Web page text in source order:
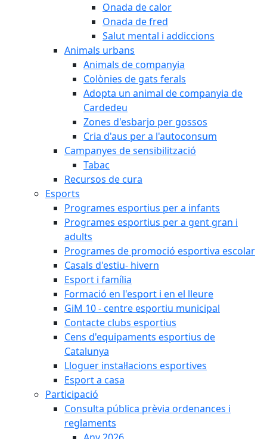
Onada de calor
Onada de fred
Salut mental i addiccions
Animals urbans
Animals de companyia
Colònies de gats ferals
Adopta un animal de companyia de
Cardedeu
Zones d'esbarjo per gossos
Cria d'aus per a l'autoconsum
Campanyes de sensibilització
Tabac
Recursos de cura
Esports
Programes esportius per a infants
Programes esportius per a gent gran i
adults
Programes de promoció esportiva escolar
Casals d'estiu- hivern
Esport i família
Formació en l'esport i en el lleure
GiM 10 - centre esportiu municipal
Contacte clubs esportius
Cens d'equipaments esportius de
Catalunya
Lloguer instal·lacions esportives
Esport a casa
Participació
Consulta pública prèvia ordenances i
reglaments